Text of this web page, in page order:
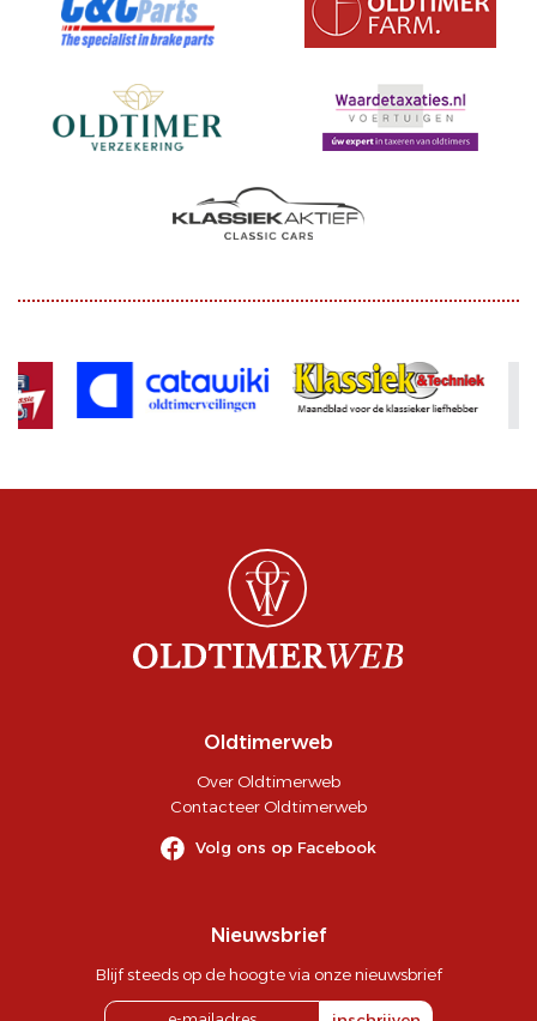
Oldtimerweb
Over Oldtimerweb
Contacteer Oldtimerweb
Volg ons op Facebook
Nieuwsbrief
Blijf steeds op de hoogte via onze nieuwsbrief